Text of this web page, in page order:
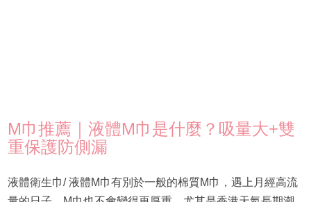
M巾推薦｜液體M巾是什麼？吸量大+雙
重保護防側漏
液體衛生巾/ 液體M巾有別於一般的棉質M巾，遇上月經高流